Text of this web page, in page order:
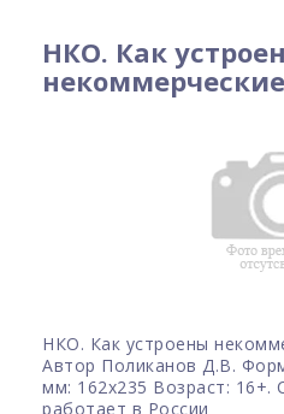
НКО. Как
НКО. Как устроены
Автор Поликанов Д.В.
мм: 162х235 Возраст: 16+.
работает в России